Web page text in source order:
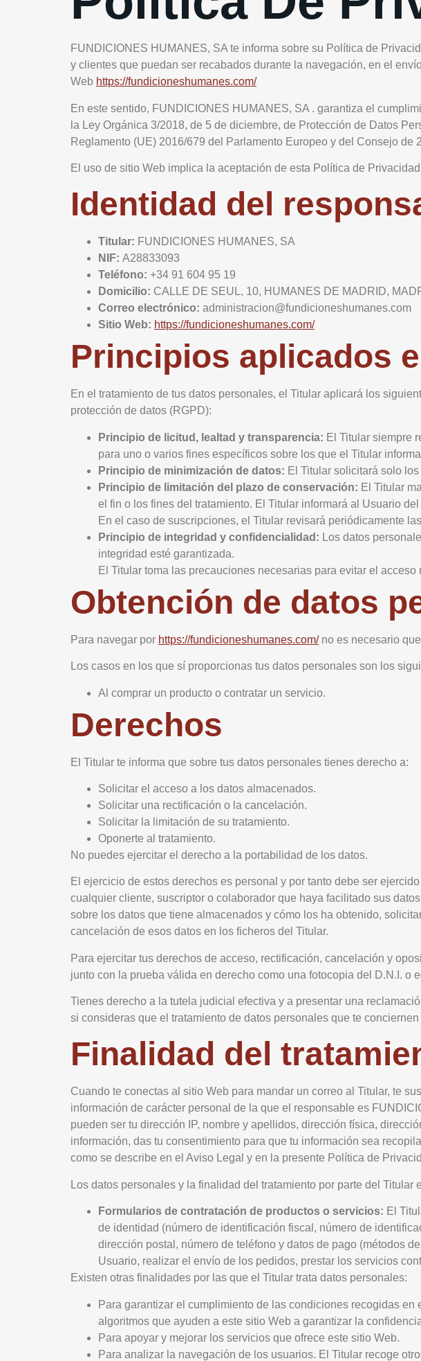
FUNDICIONES HUMANES, SA te informa sobre su Política de
y clientes que puedan ser recabados durante la navegación, en el
Web https://fundicioneshumanes.com/
En este sentido, FUNDICIONES HUMANES, SA . garantiza el
la Ley Orgánica 3/2018, de 5 de diciembre, de Protección de Datos
Reglamento (UE) 2016/679 del Parlamento Europeo y del Consejo
El uso de sitio Web implica la aceptación de esta Política de
Identidad del
Titular: FUNDICIONES HUMANES, SA
NIF: A28833093
Teléfono: +34 91 604 95 19
Domicilio: CALLE DE SEUL, 10, HUMANES DE MADRID,
Correo electrónico: administracion@fundicioneshumanes.com
Sitio Web: https://fundicioneshumanes.com/
Principios aplicados
En el tratamiento de tus datos personales, el Titular aplicará los
protección de datos (RGPD):
Principio de licitud, lealtad y transparencia: El Titular siempre
para uno o varios fines específicos sobre los que el Titular
Principio de minimización de datos: El Titular solicitará solo
Principio de limitación del plazo de conservación: El Titular
el fin o los fines del tratamiento. El Titular informará al Usuario
En el caso de suscripciones, el Titular revisará periódicamente
Principio de integridad y confidencialidad: Los datos
integridad esté garantizada.
El Titular toma las precauciones necesarias para evitar el
Obtención de datos
Para navegar por https://fundicioneshumanes.com/no es necesario
Los casos en los que sí proporcionas tus datos personales son los
Al comprar un producto o contratar un servicio.
Derechos
El Titular te informa que sobre tus datos personales tienes derecho a:
Solicitar el acceso a los datos almacenados.
Solicitar una rectificación o la cancelación.
Solicitar la limitación de su tratamiento.
Oponerte al tratamiento.
No puedes ejercitar el derecho a la portabilidad de los datos.
El ejercicio de estos derechos es personal y por tanto debe ser
cualquier cliente, suscriptor o colaborador que haya facilitado sus
sobre los datos que tiene almacenados y cómo los ha obtenido,
cancelación de esos datos en los ficheros del Titular.
Para ejercitar tus derechos de acceso, rectificación, cancelación y
junto con la prueba válida en derecho como una fotocopia del D.N.I. o
Tienes derecho a la tutela judicial efectiva y a presentar una
si consideras que el tratamiento de datos personales que te
Finalidad del
Cuando te conectas al sitio Web para mandar un correo al Titular, te
información de carácter personal de la que el responsable es
pueden ser tu dirección IP, nombre y apellidos, dirección física,
información, das tu consentimiento para que tu información sea
como se describe en el Aviso Legal y en la presente Política de
Los datos personales y la finalidad del tratamiento por parte del
Formularios de contratación de productos o servicios: El
de identidad (número de identificación fiscal, número de
dirección postal, número de teléfono y datos de pago (métodos
Usuario, realizar el envío de los pedidos, prestar los servicios
Existen otras finalidades por las que el Titular trata datos personales:
Para garantizar el cumplimiento de las condiciones recogidas
algoritmos que ayuden a este sitio Web a garantizar la
Para apoyar y mejorar los servicios que ofrece este sitio Web.
Para analizar la navegación de los usuarios. El Titular recoge